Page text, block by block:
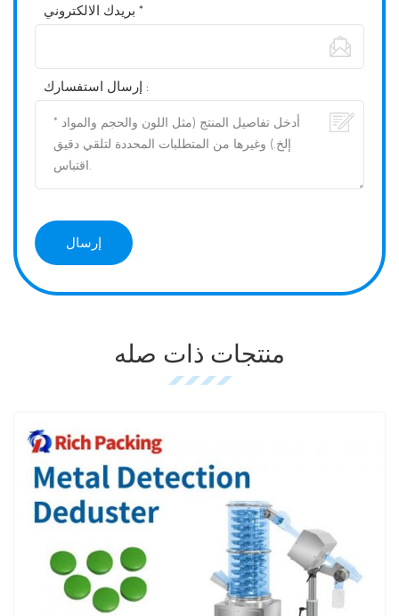
بريدك الالكتروني *
إرسال استفسارك :
منتجات ذات صله